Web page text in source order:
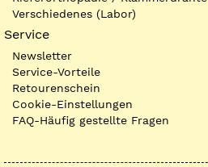
Verschiedenes (Labor)
Service
Newsletter
Service-Vorteile
Retourenschein
Cookie-Einstellungen
FAQ-Häufig gestellte Fragen